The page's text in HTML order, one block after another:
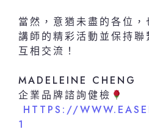
當然，意猶未盡的各位
講師的精彩活動並保持聯
互相交流！
MADELEINE CHENG
企業品牌諮詢健檢
HTTPS://
1